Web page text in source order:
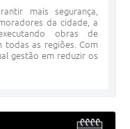
mais segurança,
da cidade, a
obras de
todas as regiões. Com
gestão em reduzir os